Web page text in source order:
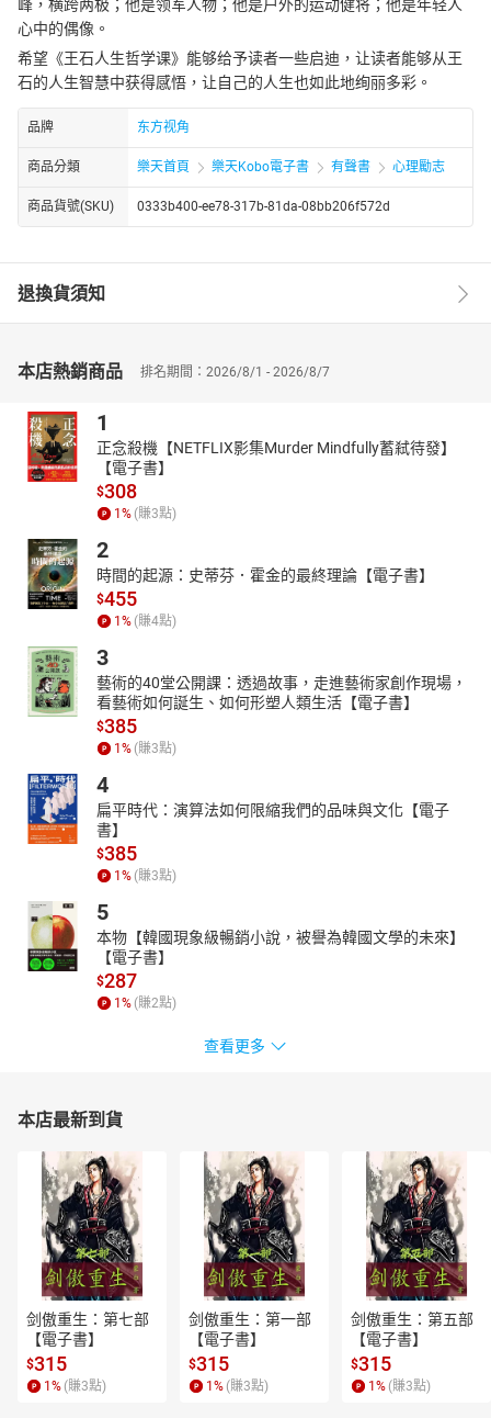
峰，横跨两极；他是领军人物；他是户外的运动健将；他是年轻人
心中的偶像。
希望《王石人生哲学课》能够给予读者一些启迪，让读者能够从王
石的人生智慧中获得感悟，让自己的人生也如此地绚丽多彩。
品牌 东方视角
商品分類 樂天首頁 樂天Kobo電子書 有聲書 心理勵志
商品貨號(SKU) 0333b400-ee78-317b-81da-08bb206f572d
退換貨須知
本店熱銷商品 排名期間：2026/8/1 - 2026/8/7
1
正念殺機【NETFLIX影集Murder Mindfully蓄弒待發】
【電子書】
$308
1 % (賺3點)
2
時間的起源：史蒂芬．霍金的最終理論【電子書】
$455
1 % (賺4點)
3
藝術的40堂公開課：透過故事，走進藝術家創作現場，
看藝術如何誕生、如何形塑人類生活【電子書】
$385
1 % (賺3點)
4
扁平時代：演算法如何限縮我們的品味與文化【電子
書】
$385
1 % (賺3點)
5
本物【韓國現象級暢銷小說，被譽為韓國文學的未來】
【電子書】
$287
1 % (賺2點)
查看更多
本店最新到貨
剑傲重生：第七部
【電子書】
$315
1% (賺3點)
剑傲重生：第一部
【電子書】
$315
1% (賺3點)
剑傲重生：第五部
【電子書】
$315
1% (賺3點)